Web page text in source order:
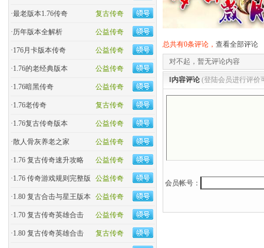
复古传奇
·最老版本1.76传奇
公益传奇
·历年版本全解析
公益传奇
·176月卡版本传奇
公益传奇
·1.76的老经典版本
公益传奇
·1.76暗黑传奇
复古传奇
·1.76老传奇
公益传奇
·1.76复古传奇版本
公益传奇
·散人骨灰养老之家
公益传奇
·1.76 复古传奇速升攻略
公益传奇
·1.76 传奇游戏规则完整版
公益传奇
·1.80 复古合击与星王版本
公益传奇
·1.70 复古传奇英雄合击
复古传奇
·1.80 复古传奇英雄合击
总共有0条评论， 查看全部评论
对不起，暂无评论内容
‖内容评论 (登陆会员进行评价
会员帐号：